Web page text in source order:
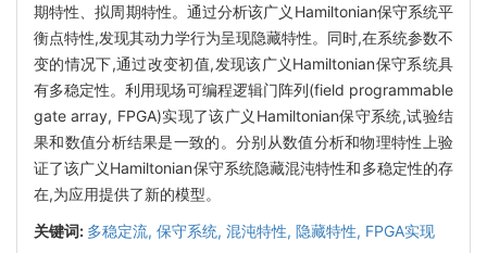
期特性、拟周期特性。通过分析该广义Hamiltonian保守系统平
衡点特性,发现其动力学行为呈现隐藏特性。同时,在系统参数不
变的情况下,通过改变初值,发现该广义Hamiltonian保守系统具
有多稳定性。利用现场可编程逻辑门阵列(field programmable
gate array, FPGA)实现了该广义Hamiltonian保守系统,试验结
果和数值分析结果是一致的。分别从数值分析和物理特性上验
证了该广义Hamiltonian保守系统隐藏混沌特性和多稳定性的存
在,为应用提供了新的模型。
关键词: 多稳定流, 保守系统, 混沌特性, 隐藏特性, FPGA实现